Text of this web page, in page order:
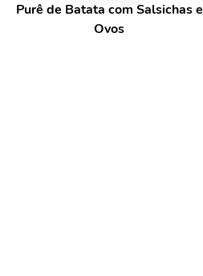
Purê de Batata com Salsichas e
Ovos